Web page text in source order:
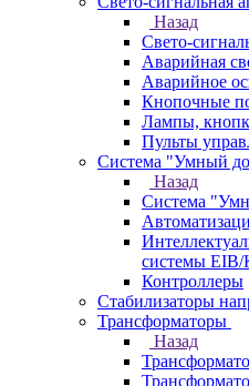
Назад
Свето-
Аварийная
Аварийное
Кнопочные
Лампы,
Пульты
Система "Умный
Назад
Система
системы
Контроллеры
Стабилизаторы
Трансформаторы
Назад